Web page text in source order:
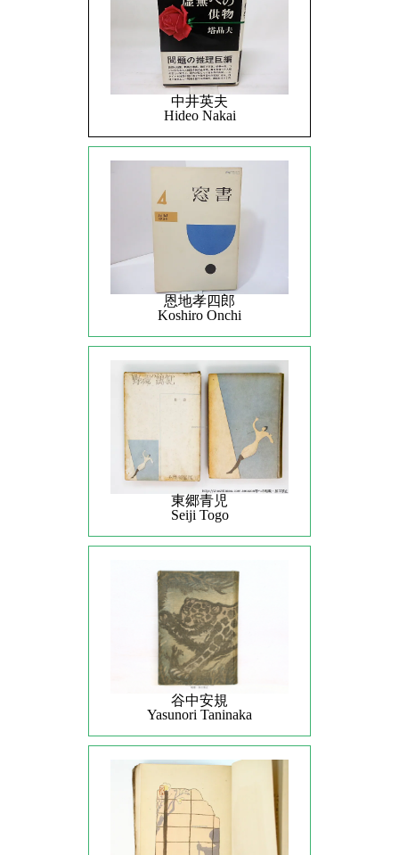
中井英夫
Hideo Nakai
恩地孝四郎
Koshiro Onchi
東郷青児
Seiji Togo
谷中安規
Yasunori Taninaka